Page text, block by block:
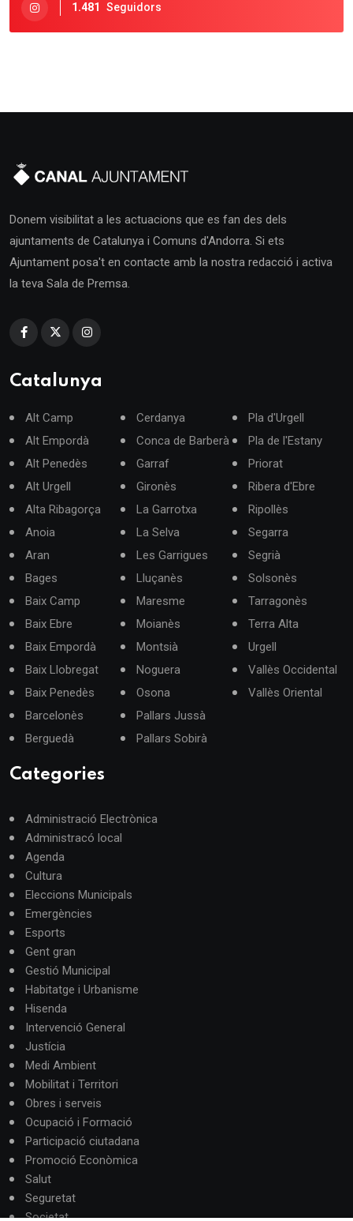
1.481 Seguidors
Donem visibilitat a les actuacions que es fan des dels
ajuntaments de Catalunya i Comuns d'Andorra. Si ets
Ajuntament posa't en contacte amb la nostra redacció i activa
la teva Sala de Premsa.
Catalunya
Alt Camp
Alt Empordà
Alt Penedès
Alt Urgell
Alta Ribagorça
Anoia
Aran
Bages
Baix Camp
Baix Ebre
Baix Empordà
Baix Llobregat
Baix Penedès
Barcelonès
Berguedà
Cerdanya
Conca de Barberà
Garraf
Gironès
La Garrotxa
La Selva
Les Garrigues
Lluçanès
Maresme
Moianès
Montsià
Noguera
Osona
Pallars Jussà
Pallars Sobirà
Pla d'Urgell
Pla de l'Estany
Priorat
Ribera d'Ebre
Ripollès
Segarra
Segrià
Solsonès
Tarragonès
Terra Alta
Urgell
Vallès Occidental
Vallès Oriental
Categories
Administració Electrònica
Administracó local
Agenda
Cultura
Eleccions Municipals
Emergències
Esports
Gent gran
Gestió Municipal
Habitatge i Urbanisme
Hisenda
Intervenció General
Justícia
Medi Ambient
Mobilitat i Territori
Obres i serveis
Ocupació i Formació
Participació ciutadana
Promoció Econòmica
Salut
Seguretat
Societat